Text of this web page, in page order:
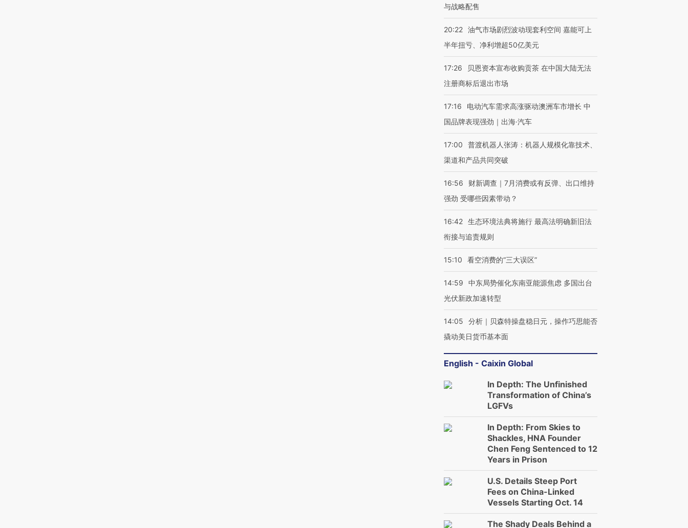
与战略配售
20:22 油气市场剧烈波动现套利空间 嘉能可上
半年扭亏、净利增超50亿美元
17:26
贝恩资本宣布收购贡茶 在中国大陆无法
注册商标后退出市场
17:16
电动汽车需求高涨驱动澳洲车市增长 中
国品牌表现强劲｜出海·汽车
17:00
普渡机器人张涛：机器人规模化靠技术、
渠道和产品共同突破
16:56
财新调查｜7月消费或有反弹、出口维持
强劲 受哪些因素带动？
16:42 生态环境法典将施行 最高法明确新旧法
衔接与追责规则
15:10 看空消费的“三大误区”
14:59
中东局势催化东南亚能源焦虑 多国出台
光伏新政加速转型
14:05
分析｜贝森特操盘稳日元，操作巧思能否
撬动美日货币基本面
English - Caixin Global
In Depth: The Unfinished
Transformation of China’s
LGFVs
In Depth: From Skies to
Shackles, HNA Founder
Chen Feng Sentenced to 12
Years in Prison
U.S. Details Steep Port
Fees on China-Linked
Vessels Starting Oct. 14
The Shady Deals Behind a